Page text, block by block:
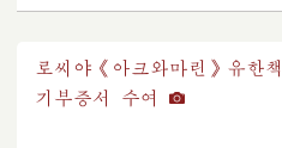
로씨야《아크와마린》유한
기부증서 수여